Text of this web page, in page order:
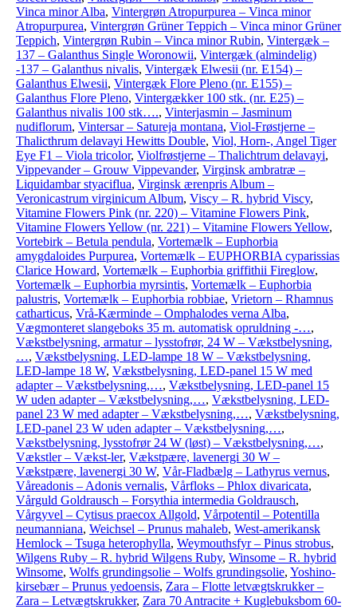
Vinca minor Alba, Vintergrøn Atropurpurea – Vinca minor
Atropurpurea, Vintergrøn Grüner Teppich – Vinca minor Grüner
Teppich, Vintergrøn Rubin – Vinca minor Rubin, Vintergæk –
137 – Galanthus Single Woronowii, Vintergæk (almindelig)
-137 – Galanthus nivalis, Vintergæk Elwesii (nr. E154) –
Galanthus Elwesii, Vintergæk Flore Pleno (nr. E155) –
Galanthus Flore Pleno, Vintergækker 100 stk. (nr. E25) –
Galanthus nivalis 100 stk…., Vinterjasmin – Jasminum
nudiflorum, Vintersar – Satureja montana, Viol-Frøstjerne –
Thalicthrum delavayi Hewitts Double, Viol, Horn-, Angel Tiger
Eye F1 – Viola tricolor, Violfrøstjerne – Thalichtrum delavayi,
Vippevander – Grouw Vippevander, Virginsk ambratræ –
Liquidambar styaciflua, Virginsk ærenpris Album –
Veronicastrum virginicum Album, Viscy – R. hybrid Viscy,
Vitamine Flowers Pink (nr. 220) – Vitamine Flowers Pink,
Vitamine Flowers Yellow (nr. 221) – Vitamine Flowers Yellow,
Vortebirk – Betula pendula, Vortemælk – Euphorbia
amygdaloides Purpurea, Vortemælk – EUPHORBIA cyparissias
Clarice Howard, Vortemælk – Euphorbia griffithii Fireglow,
Vortemælk – Euphorbia myrsintis, Vortemælk – Euphorbia
palustris, Vortemælk – Euphorbia robbiae, Vrietorn – Rhamnus
catharticus, Vrå-Kærminde – Omphalodes verna Alba,
Vægmonteret slangeboks 35 m. automatisk opruldning -…,
Vækstbelysning, armatur – lysstofrør, 24 W – Vækstbelysning,
…, Vækstbelysning, LED-lampe 18 W – Vækstbelysning,
LED-lampe 18 W, Vækstbelysning, LED-panel 15 W med
adapter – Vækstbelysning,…, Vækstbelysning, LED-panel 15
W uden adapter – Vækstbelysning,…, Vækstbelysning, LED-
panel 23 W med adapter – Vækstbelysning,…, Vækstbelysning,
LED-panel 23 W uden adapter – Vækstbelysning,…,
Vækstbelysning, lysstofrør 24 W (løst) – Vækstbelysning,…,
Vækstler – Vækst-ler, Vækstpære, lavenergi 30 W –
Vækstpære, lavenergi 30 W, Vår-Fladbælg – Lathyrus vernus,
Våreadonis – Adonis vernalis, Vårfloks – Phlox divaricata,
Vårguld Goldrausch – Forsythia intermedia Goldrausch,
Vårgyvel – Cytisus praecox Allgold, Vårpotentil – Potentilla
neumanniana, Weichsel – Prunus mahaleb, West-amerikansk
Hemlock – Tsuga heterophylla, Weymouthsfyr – Pinus strobus,
Wilgens Ruby – R. hybrid Wilgens Ruby, Winsome – R. hybrid
Winsome, Wolfs grundingsolie – Wolfs grundingsolie, Yoshino-
kirsebær – Prunus yedoensis, Zara – Flotte letvægtskrukker –
Zara – Letvægtskrukker, Zara 70 Antracite + Kuglebuksbom 60-